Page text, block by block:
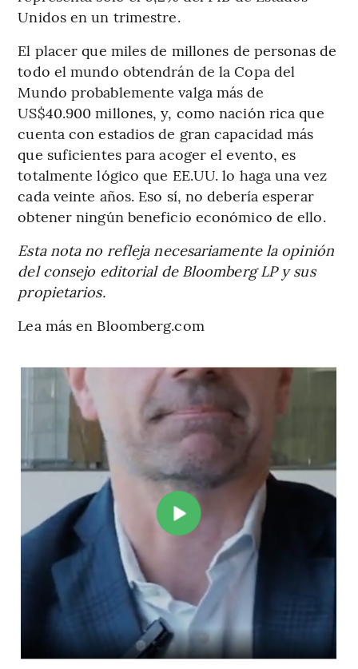
Unidos en un trimestre.
El placer que miles de millones de personas de
todo el mundo obtendrán de la Copa del
Mundo probablemente valga más de
US$40.900 millones, y, como nación rica que
cuenta con estadios de gran capacidad más
que suficientes para acoger el evento, es
totalmente lógico que EE.UU. lo haga una vez
cada veinte años. Eso sí, no debería esperar
obtener ningún beneficio económico de ello.
Esta nota no refleja necesariamente la opinión
del consejo editorial de Bloomberg LP y sus
propietarios.
Lea más en Bloomberg.com